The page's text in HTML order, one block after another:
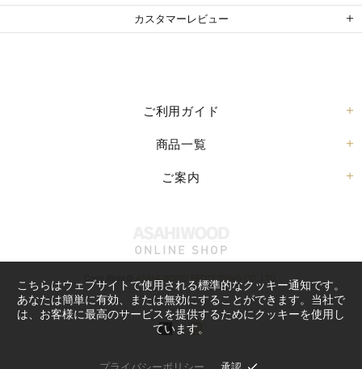
カスタマーレビュー
ご利用ガイド
商品一覧
ご案内
Copy Right© ASAHI WOOD PROCESSING CO.,LTD.
こちらはウェブサイトで使用される標準的なクッキー通知です。
あなたは簡単に有効、または無効にすることができます。当社で
は、お客様に最高のサービスを提供するためにクッキーを使用し
ています。